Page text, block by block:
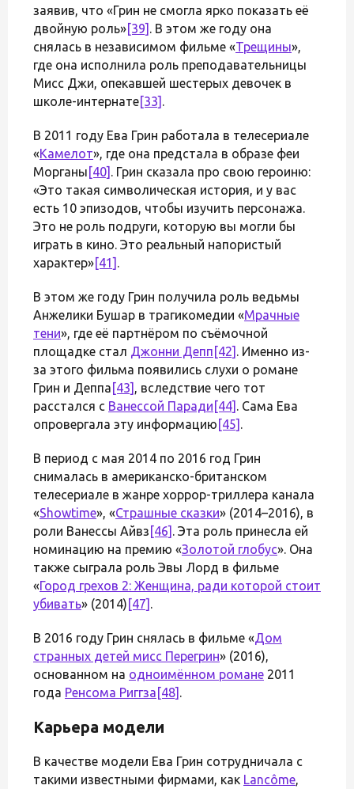
заявив, что «Грин не смогла ярко показать её
двойную роль»[39] . В этом же году она
снялась в независимом фильме «Трещины»,
где она исполнила роль преподавательницы
Мисс Джи, опекавшей шестерых девочек в
школе-интернате[33] .
В 2011 году Ева Грин работала в телесериале
«Камелот», где она предстала в образе феи
Морганы [40] . Грин сказала про свою героиню:
«Это такая символическая история, и у вас
есть 10 эпизодов, чтобы изучить персонажа.
Это не роль подруги, которую вы могли бы
играть в кино. Это реальный напористый
характер»[41] .
В этом же году Грин получила роль ведьмы
Анжелики Бушар в трагикомедии «Мрачные
тени», где её партнёром по съёмочной
площадке стал Джонни Депп [42] . Именно из-
за этого фильма появились слухи о романе
Грин и Деппа [43] , вследствие чего тот
расстался с Ванессой Паради [44] . Сама Ева
опровергала эту информацию [45] .
В период с мая 2014 по 2016 год Грин
снималась в американско-британском
телесериале в жанре хоррор-триллера канала
«Showtime», «Страшные сказки» (2014–2016), в
роли Ванессы Айвз [46] . Эта роль принесла ей
номинацию на премию «Золотой глобус». Она
также сыграла роль Эвы Лорд в фильме
«Город грехов 2: Женщина, ради которой стоит
убивать» (2014) [47] .
В 2016 году Грин снялась в фильме «Дом
странных детей мисс Перегрин» (2016),
основанном на одноимённом романе 2011
года Ренсома Риггза [48] .
Карьера модели
В качестве модели Ева Грин сотрудничала с
такими известными фирмами, как Lancôme,